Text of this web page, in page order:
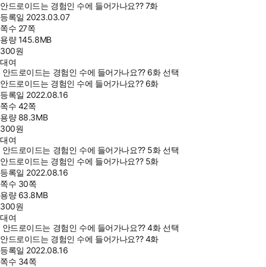
안드로이드는 경험인 수에 들어가나요?? 7화
등록일 2023.03.07
쪽수 27쪽
용량145.8MB
300원
대여
안드로이드는 경험인 수에 들어가나요?? 6화 선택
안드로이드는 경험인 수에 들어가나요?? 6화
등록일 2022.08.16
쪽수 42쪽
용량 88.3MB
300원
대여
안드로이드는 경험인 수에 들어가나요?? 5화 선택
안드로이드는 경험인 수에 들어가나요?? 5화
등록일 2022.08.16
쪽수 30쪽
용량 63.8MB
300원
대여
안드로이드는 경험인 수에 들어가나요?? 4화 선택
안드로이드는 경험인 수에 들어가나요?? 4화
등록일 2022.08.16
쪽수 34쪽